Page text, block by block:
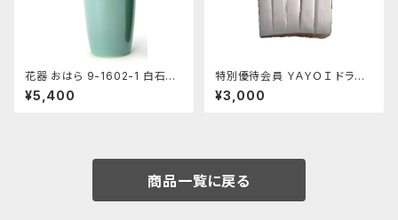
花器 おはら 9-1602-1 白石投
入 青磁 花瓶 フラワーベース
¥5,400
特別優待会員 ＹＡＹＯＩ ドライ
アイス 5kg（出荷時6kg弱）
おすすめ
¥3,000
商品一覧に戻る